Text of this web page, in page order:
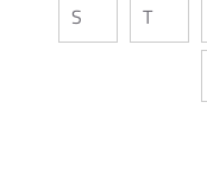
S T